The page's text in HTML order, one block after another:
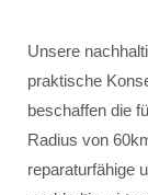
Unsere
praktische
beschaffen die
Radius von
reparaturfähige